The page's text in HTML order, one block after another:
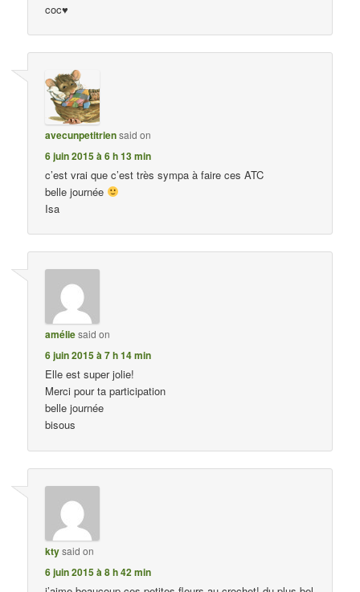
coc♥
avecunpetitriensaid on
6 juin 2015 à 6 h 13 min
c’est vrai que c’est très sympa à faire ces ATC
belle journée
Isa
améliesaid on
6 juin 2015 à 7 h 14 min
Elle est super jolie!
Merci pour ta participation
belle journée
bisous
ktysaid on
6 juin 2015 à 8 h 42 min